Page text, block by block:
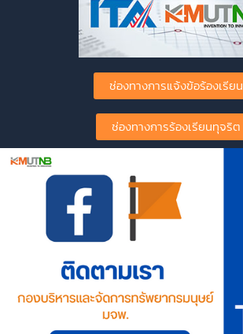
ช่องทางการแจ้งข้อร้องเรียน
ช่องทางการร้องเรียนทุจริต